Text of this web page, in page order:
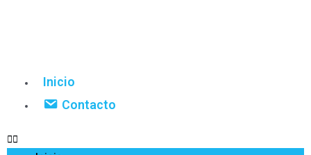
Inicio
Contacto